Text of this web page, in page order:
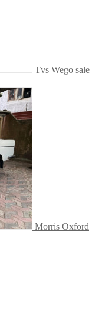
Tvs Wego sale
Morris Oxford